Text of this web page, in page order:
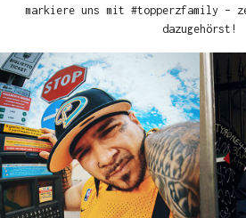
markiere uns mit #topperzfamily –
dazugehörst!